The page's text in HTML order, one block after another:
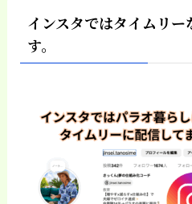
インスタではタイムリー
す。